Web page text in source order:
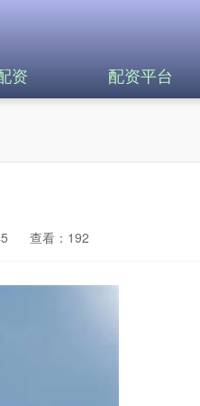
资 配资平台
查看：192